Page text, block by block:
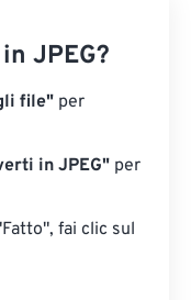
JPEG?
file" per
in JPEG" per
fai clic sul